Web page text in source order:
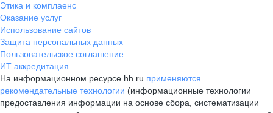
Этика и комплаенс
Оказание услуг
Использование сайтов
Защита персональных данных
Пользовательское соглашение
ИТ аккредитация
На информационном ресурсе hh.ru применяются
рекомендательные технологии (информационные технологии
предоставления информации на основе сбора, систематизации